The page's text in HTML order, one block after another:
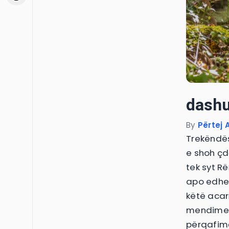
By Përtej
e shoh
tek syt
apo
këtë